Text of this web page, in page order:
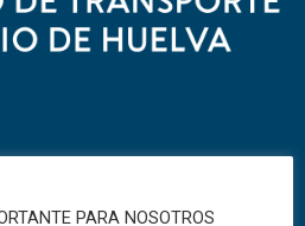
PARA NOSOTROS